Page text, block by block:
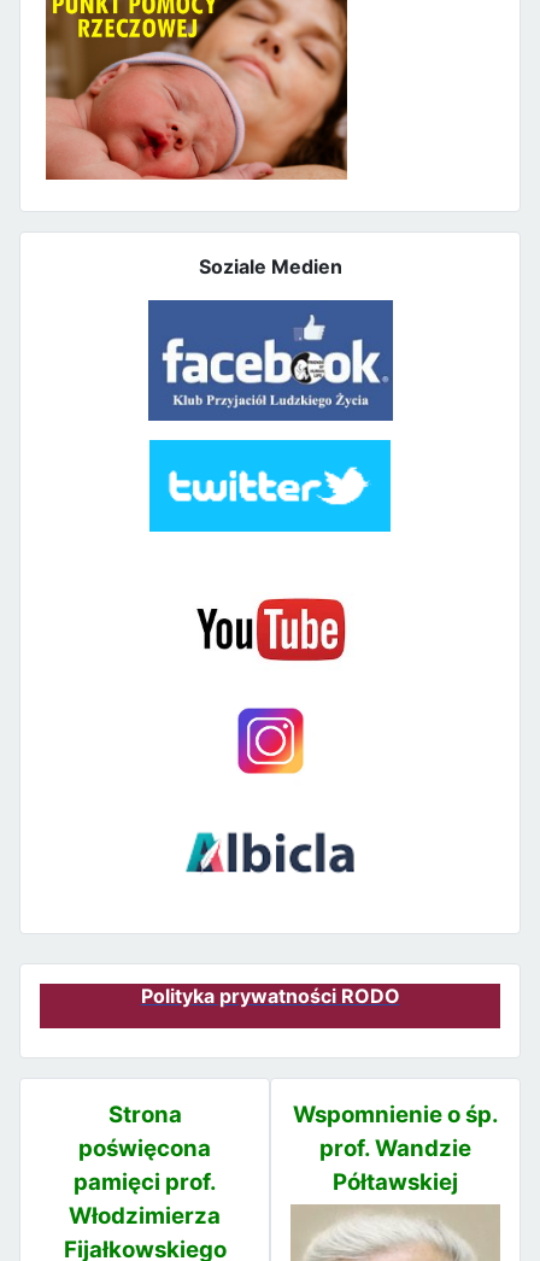
Soziale Medien
Polityka prywatności RODO
Strona
poświęcona
pamięci prof.
Włodzimierza
Fijałkowskiego
Wspomnienie o śp.
prof. Wandzie
Półtawskiej